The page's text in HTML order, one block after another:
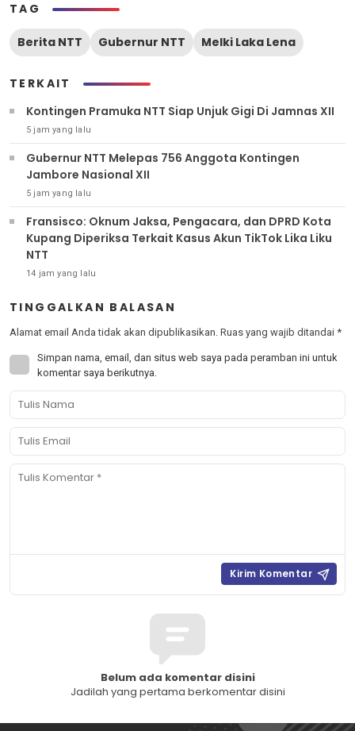
TAG
Berita NTT Gubernur NTT Melki Laka Lena
TERKAIT
Kontingen Pramuka NTT Siap Unjuk Gigi Di Jamnas XII
5 jam yang lalu
Gubernur NTT Melepas 756 Anggota Kontingen
Jambore Nasional XII
5 jam yang lalu
Fransisco: Oknum Jaksa, Pengacara, dan DPRD Kota
Kupang Diperiksa Terkait Kasus Akun TikTok Lika Liku
NTT
14 jam yang lalu
TINGGALKAN BALASAN
Alamat email Anda tidak akan dipublikasikan. Ruas yang wajib ditandai *
Simpan nama, email, dan situs web saya pada peramban ini untuk
komentar saya berikutnya.
Belum ada komentar disini
Jadilah yang pertama berkomentar disini